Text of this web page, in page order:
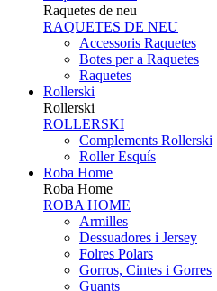
Raquetes de neu
RAQUETES DE NEU
Accessoris Raquetes
Botes per a Raquetes
Raquetes
Rollerski
Rollerski
ROLLERSKI
Complements Rollerski
Roller Esquís
Roba Home
Roba Home
ROBA HOME
Armilles
Dessuadores i Jersey
Folres Polars
Gorros, Cintes i Gorres
Guants